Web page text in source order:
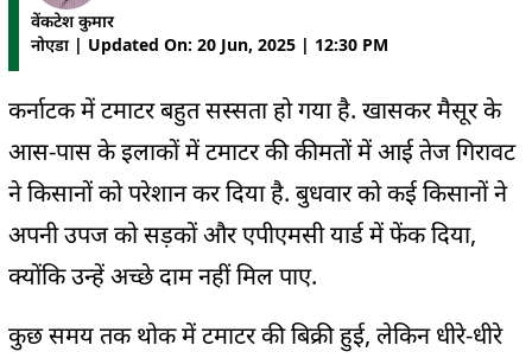
वेंकटेश कुमार
नोएडा | Updated On: 20 Jun, 2025 | 12:30 PM
कर्नाटक में टमाटर बहुत सस्सता हो गया है. खासकर मैसूर के
आस-पास के इलाकों में टमाटर की कीमतों में आई तेज गिरावट
ने किसानों को परेशान कर दिया है. बुधवार को कई किसानों ने
अपनी उपज को सड़कों और एपीएमसी यार्ड में फेंक दिया,
क्योंकि उन्हें अच्छे दाम नहीं मिल पाए.
कुछ समय तक थोक में टमाटर की बिक्री हुई, लेकिन धीरे-धीरे